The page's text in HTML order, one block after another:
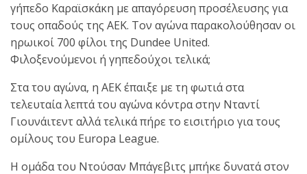
γήπεδο Καραϊσκάκη με απαγόρευση προσέλευσης για
τους οπαδούς της ΑΕΚ. Τον αγώνα παρακολούθησαν οι
ηρωικοί 700 φίλοι της Dundee United.
Φιλοξενούμενοι ή γηπεδούχοι τελικά;
Στα του αγώνα, η ΑΕΚ έπαιξε με τη φωτιά στα
τελευταία λεπτά του αγώνα κόντρα στην Νταντί
Γιουνάιτεντ αλλά τελικά πήρε το εισιτήριο για τους
ομίλους του Europa League.
Η ομάδα του Ντούσαν Μπάγεβιτς μπήκε δυνατά στον